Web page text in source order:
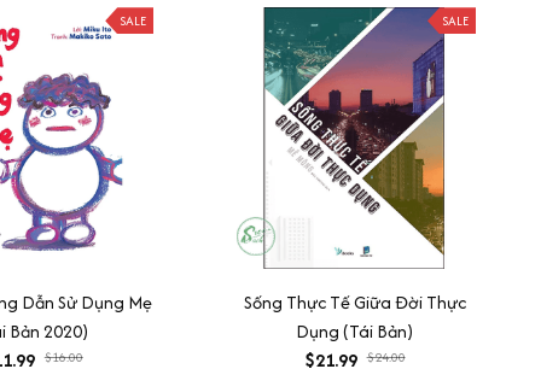
SALE
Dẫn Sử Dụng Mẹ
Bản 2020)
$16.00
SALE
Sống Thực Tế Giữa Đời Thực
Dụng (Tái Bản)
$21.99 $24.00